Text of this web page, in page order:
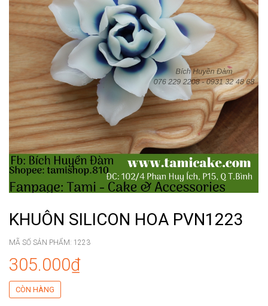
KHUÔN SILICON HOA PVN1223
MÃ SỐ SẢN PHẨM: 1223
305.000₫
CÒN HÀNG